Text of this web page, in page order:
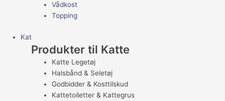
Vådkost
Topping
Kat
Produkter til Katte
Katte Legetøj
Halsbånd & Seletøj
Godbidder & Kosttilskud
Kattetoiletter & Kattegrus